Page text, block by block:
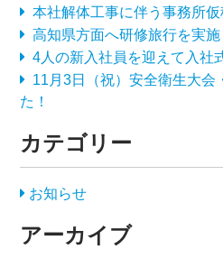
本社解体工事に伴う事務所
高知県方面へ研修旅行を実施
4人の新入社員を迎えて入社
11月3日（祝）安全衛生大会
た！
カテゴリー
お知らせ
アーカイブ